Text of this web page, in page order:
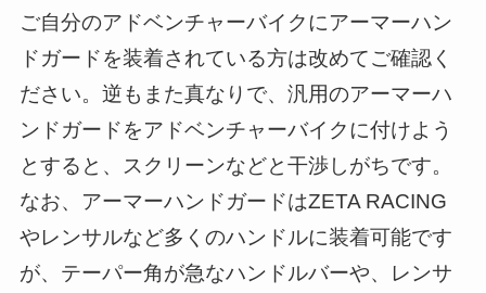
ご自分のアドベンチャーバイクにアーマーハン
ドガードを装着されている方は改めてご確認く
ださい。逆もまた真なりで、汎用のアーマーハ
ンドガードをアドベンチャーバイクに付けよう
とすると、スクリーンなどと干渉しがちです。
なお、アーマーハンドガードはZETA RACING
やレンサルなど多くのハンドルに装着可能です
が、テーパー角が急なハンドルバーや、レンサ